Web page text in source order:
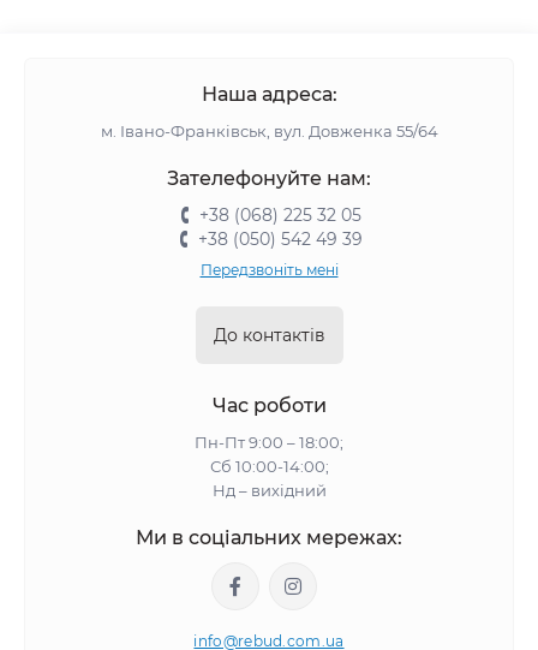
Наша адреса:
м. Івано-Франківськ, вул. Довженка 55/64
Зателефонуйте нам:
+38 (068) 225 32 05
+38 (050) 542 49 39
Передзвоніть мені
До контактів
Час роботи
Пн-Пт 9:00 – 18:00;
Сб 10:00-14:00;
Нд – вихідний
Ми в соціальних мережах:
info@rebud.com.ua